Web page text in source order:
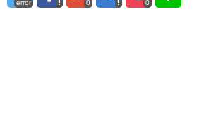
error 0 0